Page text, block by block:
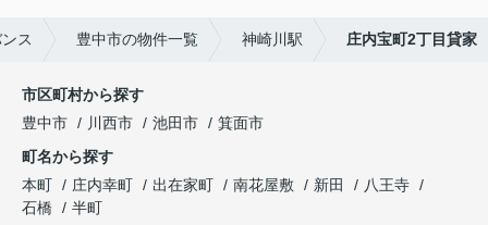
ス 豊中市の物件一覧 神崎川駅 庄内宝町2丁目貸家
市区町村から探す
豊中市
川西市 池田市
箕面市
町名から探す
本町
庄内幸町 出在家町 南花屋敷 新田
八王寺
石橋
半町